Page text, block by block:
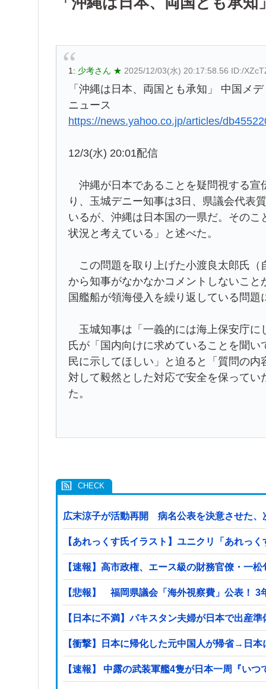
1: 少考さん ★ 2025/12/03(水) 20:17:58.56 ID:/
「沖縄は日本、両国とも承知」 中国メ
ニュース
https://news.yahoo.co.jp/articles/
12/3(水) 20:01配信
沖縄が日本であることを疑問視する宣
り、玉城デニー知事は3日、県議会代表
いるが、沖縄は日本国の一県だ。その
状況と考えている」と述べた。
この問題を取り上げた小渡良太郎氏（
から知事がなかなかコメントしないこ
国艦船が領海侵入を繰り返している問
玉城知事は「一義的には海上保安庁に
氏が「国内向けに求めていることを聞
民に示してほしい」と迫ると「質問の
対して毅然とした対応で安全を保って
た。
広末涼子が活動再開 病名公表を決意させた、
【あれっくす氏イラスト】ユニクリ「あれっ
【速報】高市政権、エース級の財務官僚・一
【
【日本に不満】パキスタン夫婦が日本で出産
【衝撃】日本に帰化した元中国人が帰省→日
【速報】 中露の武装軍艦4隻が日本一周『い